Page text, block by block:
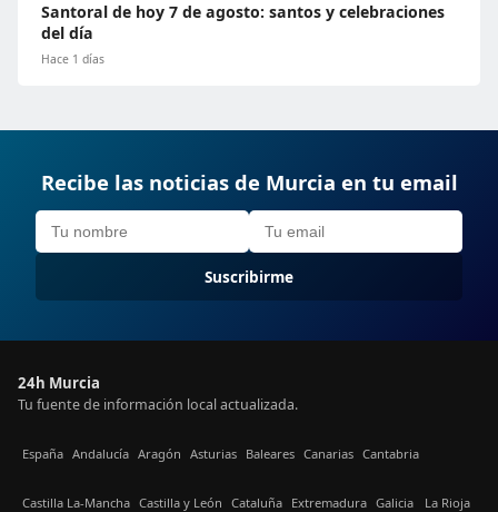
Santoral de hoy 7 de agosto: santos y celebraciones
del día
Hace 1 días
Recibe las noticias de Murcia en tu email
Suscribirme
24h Murcia
Tu fuente de información local actualizada.
España Andalucía Aragón Asturias Baleares Canarias Cantabria
Castilla La-Mancha Castilla y León Cataluña Extremadura Galicia La Rioja